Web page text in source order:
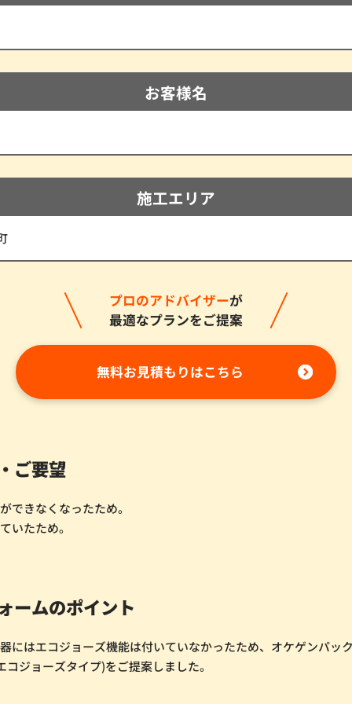
お客様名
施工エリア
プロのアドバイザーが
最適なプランをご提案
無料お見積もりはこちら
ご要望
できなくなったため。
いたため。
ームのポイント
にはエコジョーズ機能は付いていなかったため、オケゲンパッ
コジョーズタイプ)をご提案しました。